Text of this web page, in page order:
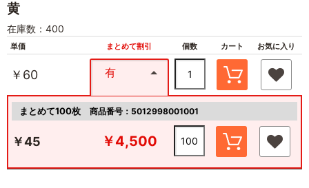
黄
在庫数：400
単価 まとめて割引 個数 カート お気に入り
￥60 有
まとめて100枚 商品番号：5012998001001
￥45 ￥4,500